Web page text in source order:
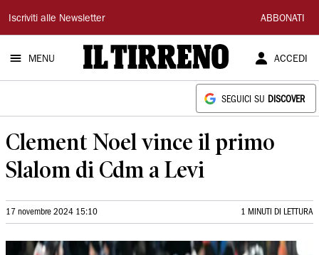
Il
Tirreno
Iscriviti alle Newsletter ABBONATI
MENU ACCEDI
SEGUICI SU DISCOVER
Clement Noel vince il primo
Slalom di Cdm a Levi
17 novembre 2024 15:10 1 MINUTI DI LETTURA